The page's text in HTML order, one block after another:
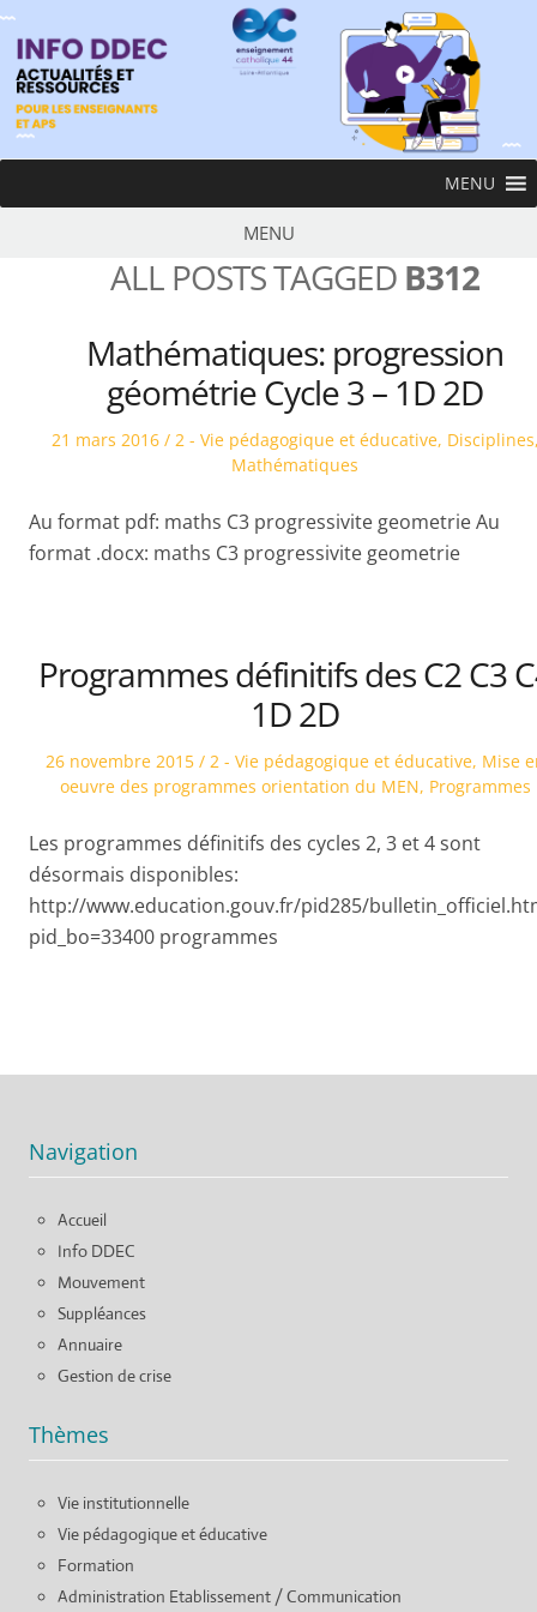
Skip
to
content
InfoDDEC
Ens
MENU
MENU
ALL POSTS TAGGED B312
Mathématiques: progression
géométrie Cycle 3 – 1D 2D
Posted
21 mars 2016
Posted
2 - Vie pédagogique et éducative, Disciplines
Mathématiques
Au format pdf: maths C3 progressivite geometrie Au
format .docx: maths C3 progressivite geometrie
Programmes définitifs des C2 C3
1D 2D
Posted
on
26 novembre 2015
Posted
in
2 - Vie pédagogique et éducative, Mise
oeuvre des programmes orientation du MEN, Programmes
Les programmes définitifs des cycles 2, 3 et 4 sont
désormais disponibles:
http://www.education.gouv.fr/pid285/
pid_bo=33400 programmes
Navigation
Accueil
Info DDEC
Mouvement
Suppléances
Annuaire
Gestion de crise
Thèmes
Vie institutionnelle
Vie pédagogique et éducative
Formation
Administration Etablissement / Communication